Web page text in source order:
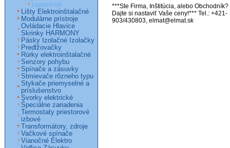
***Ste Firma, Inštitúcia, alebo Obchodník?
Dajte si nastaviť Vaše ceny!*** Tel.: +421-
903/430803, elmat@elmat.sk
zapustené
Lišty Elektroinštalačné
Modulárne prístroje
Ovládacie Hlavice
Skrinky HARMONY
Pásky Izolačné Izolačky
Predlžovačky
Rúrky elektroinštalačné
Senzory pohybu
Spínače a zásuvky
Stmievače rôzneho typu
Stykače priemyselné a
príslušenstvo
Svorky elektrické
Špeciálne zariadenia
Termostaty priestorové
izbové
Transformátory, zdroje
Vačkové spínače
Vianočné Elektro